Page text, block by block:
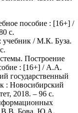
пособие : [16+] /
с.
учебник / М.К. Буза.
Построение
: [16+] / А.А.
государственный
: Новосибирский
2018. – 96 с.
/ В.В. Бова, Ю.А.